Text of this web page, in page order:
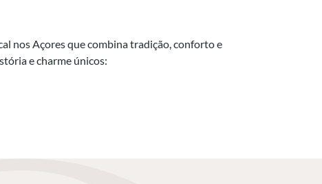
nos Açores que combina tradição, conforto e
e charme únicos: